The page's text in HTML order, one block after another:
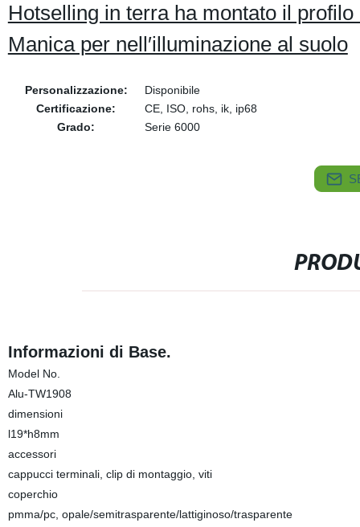
Hotselling in terra ha montato il
Manica per nell′illuminazione al suolo
Personalizzazione:
Disponibile
Certificazione:
CE, ISO, rohs, ik, ip68
Grado:
Serie 6000
Informazioni di Base.
Model No.
Alu-TW1908
dimensioni
l19*h8mm
accessori
cappucci terminali, clip di montaggio, viti
coperchio
pmma/pc, opale/semitrasparente/lattiginoso/trasparente